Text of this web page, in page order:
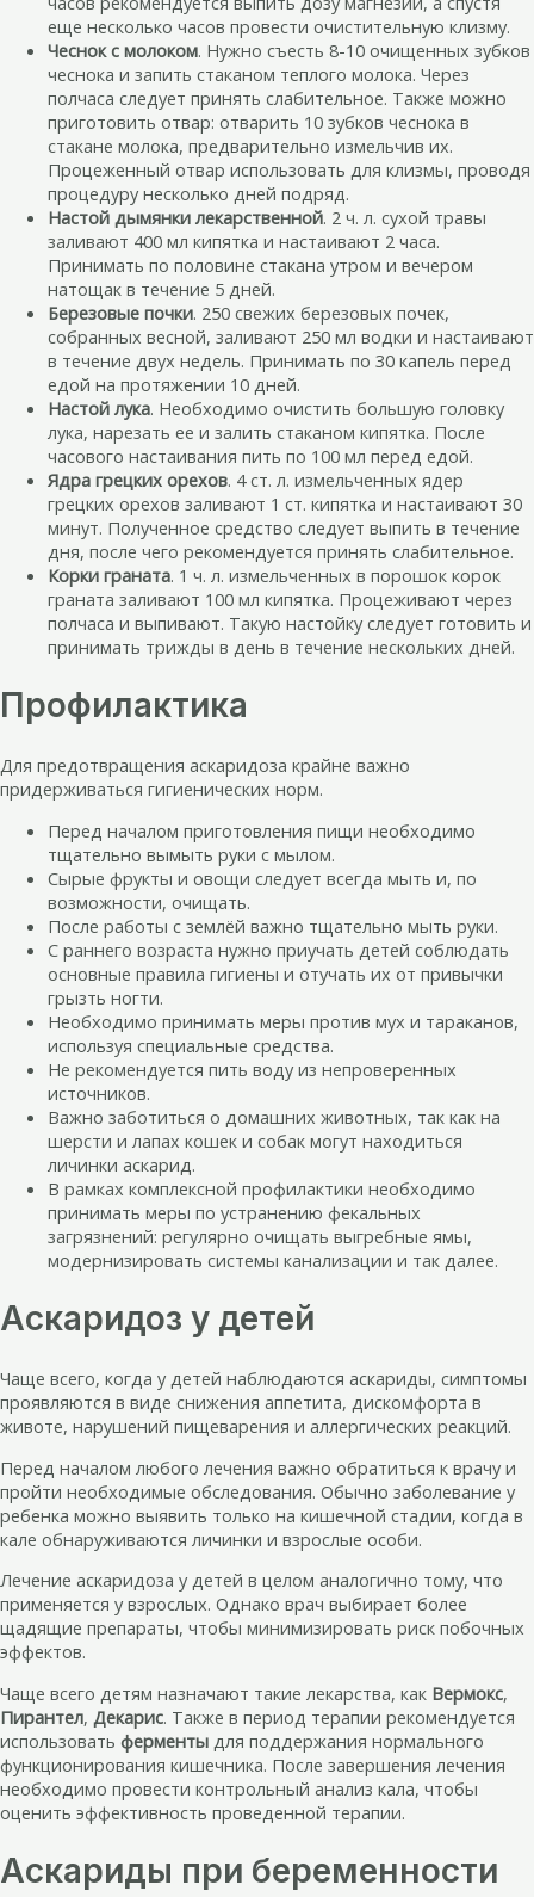
еще несколько часов провести очистительную клизму.
Чеснок с молоком. Нужно съесть 8-10 очищенных зубков
чеснока и запить стаканом теплого молока. Через
полчаса следует принять слабительное. Также можно
приготовить отвар: отварить 10 зубков чеснока в
стакане молока, предварительно измельчив их.
Процеженный отвар использовать для клизмы, проводя
процедуру несколько дней подряд.
Настой дымянки лекарственной. 2 ч. л. сухой травы
заливают 400 мл кипятка и настаивают 2 часа.
Принимать по половине стакана утром и вечером
натощак в течение 5 дней.
Березовые почки. 250 свежих березовых почек,
собранных весной, заливают 250 мл водки и настаивают
в течение двух недель. Принимать по 30 капель перед
едой на протяжении 10 дней.
Настой лука. Необходимо очистить большую головку
лука, нарезать ее и залить стаканом кипятка. После
часового настаивания пить по 100 мл перед едой.
Ядра грецких орехов. 4 ст. л. измельченных ядер
грецких орехов заливают 1 ст. кипятка и настаивают 30
минут. Полученное средство следует выпить в течение
дня, после чего рекомендуется принять слабительное.
Корки граната. 1 ч. л. измельченных в порошок корок
граната заливают 100 мл кипятка. Процеживают через
полчаса и выпивают. Такую настойку следует готовить и
принимать трижды в день в течение нескольких дней.
Профилактика
Для предотвращения аскаридоза крайне важно
придерживаться гигиенических норм.
Перед началом приготовления пищи необходимо
тщательно вымыть руки с мылом.
Сырые фрукты и овощи следует всегда мыть и, по
возможности, очищать.
После работы с землёй важно тщательно мыть руки.
С раннего возраста нужно приучать детей соблюдать
основные правила гигиены и отучать их от привычки
грызть ногти.
Необходимо принимать меры против мух и тараканов,
используя специальные средства.
Не рекомендуется пить воду из непроверенных
источников.
Важно заботиться о домашних животных, так как на
шерсти и лапах кошек и собак могут находиться
личинки аскарид.
В рамках комплексной профилактики необходимо
принимать меры по устранению фекальных
загрязнений: регулярно очищать выгребные ямы,
модернизировать системы канализации и так далее.
Аскаридоз у детей
Чаще всего, когда у детей наблюдаются аскариды, симптомы
проявляются в виде снижения аппетита, дискомфорта в
животе, нарушений пищеварения и аллергических реакций.
Перед началом любого лечения важно обратиться к врачу и
пройти необходимые обследования. Обычно заболевание у
ребенка можно выявить только на кишечной стадии, когда в
кале обнаруживаются личинки и взрослые особи.
Лечение аскаридоза у детей в целом аналогично тому, что
применяется у взрослых. Однако врач выбирает более
щадящие препараты, чтобы минимизировать риск побочных
эффектов.
Чаще всего детям назначают такие лекарства, как Вермокс,
Пирантел, Декарис. Также в период терапии рекомендуется
использовать ферменты для поддержания нормального
функционирования кишечника. После завершения лечения
необходимо провести контрольный анализ кала, чтобы
оценить эффективность проведенной терапии.
Аскариды при беременности